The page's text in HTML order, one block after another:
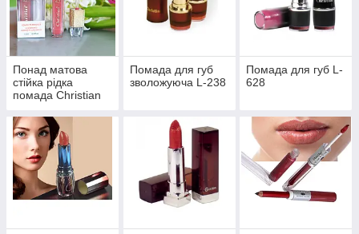
Понад матова
стійка рідка
помада Christian
Помада для губ
зволожуюча L-238
Помада для губ L-
628